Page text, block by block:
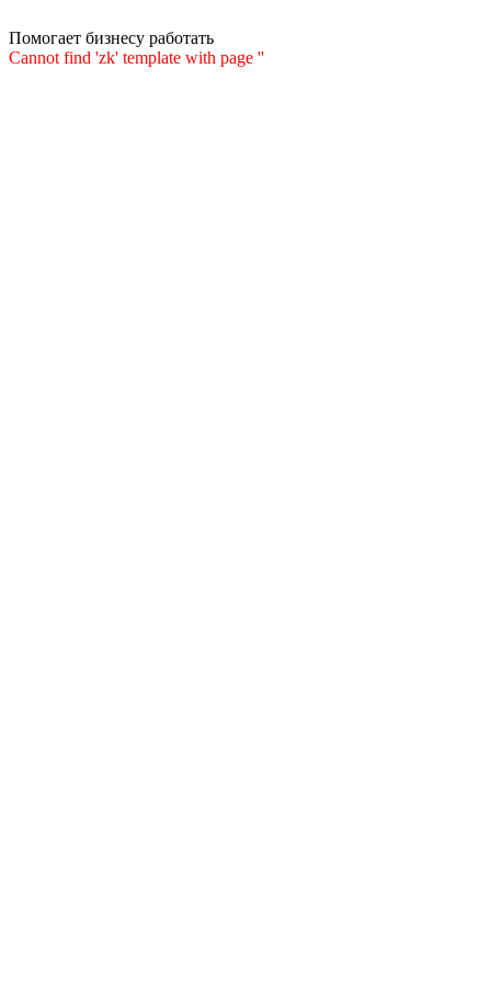
Помогает бизнесу работать
Cannot find 'zk' template with page ''